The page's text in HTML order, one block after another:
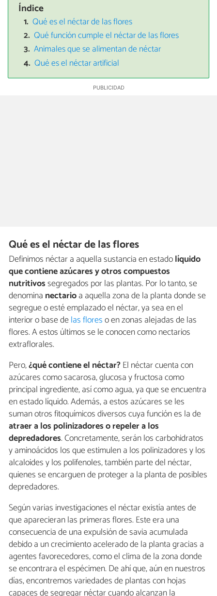
Índice
Qué es el néctar de las flores
Qué función cumple el néctar de las flores
Animales que se alimentan de néctar
Qué es el néctar artificial
Qué es el néctar de las flores
Definimos néctar a aquella sustancia en estadolíquido
que contiene azúcares y otros compuestos
nutritivossegregados por las plantas. Por lo tanto, se
denomina nectarioa aquella zona de la planta donde se
segregue o esté emplazado el néctar, ya sea en el
interior o base delas floreso en zonas alejadas de las
flores. A estos últimos se le conocen como nectarios
extraflorales.
Pero,¿qué contiene el néctar?El néctar cuenta con
azúcares como sacarosa, glucosa y fructosa como
principal ingrediente, así como agua, ya que se encuentra
en estado líquido. Además, a estos azúcares se les
suman otros fitoquímicos diversos cuya función es la de
atraer a los polinizadores o repeler a los
depredadores. Concretamente, serán los carbohidratos
y aminoácidos los que estimulen a los polinizadores y los
alcaloides y los polifenoles, también parte del néctar,
quienes se encarguen de proteger a la planta de posibles
depredadores.
Según varias investigaciones el néctar existía antes de
que aparecieran las primeras flores. Este era una
consecuencia de una expulsión de savia acumulada
debido a un crecimiento acelerado de la planta gracias a
agentes favorecedores, como el clima de la zona donde
se encontrara el espécimen. De ahí que, aún en nuestros
días, encontremos variedades de plantas con hojas
capaces de segregar néctar cuando alcanzan la